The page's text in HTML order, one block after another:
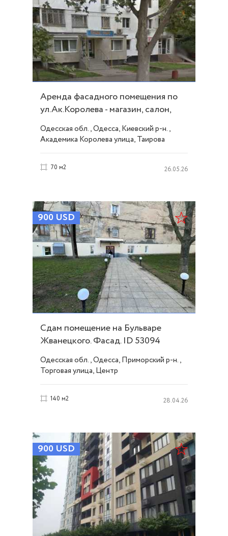
Аренда фасадного помещения по
ул.Ак.Королева - магазин, салон,
кафе ID 53079
Одесская обл., Одесса, Киевский р-н.,
Академика Королева улица, Таирова
70 м2 26.05.26
900 USD
Сдам помещение на Бульваре
Жванецкого. Фасад. ID 53094
Одесская обл., Одесса, Приморский р-н.,
Торговая улица, Центр
140 м2 28.04.26
900 USD